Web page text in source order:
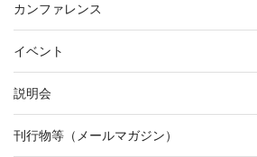
カンファレンス
イベント
説明会
刊行物等（メールマガジン）